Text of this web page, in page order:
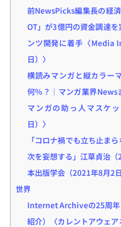
前NewsPicks編集長の経
OT」が3億円の資金調達
ンツ開発に着手〈Media
日）〉
横読みマンガと縦カラー
何％？｜マンガ業界
マンガの助っ人マスケ
日）〉
「コロナ禍でも立ち止ま
次を妄想する」江草貞治
本出版学会（2021年8月2日
世界
Internet Archiveの25周年
紹介）〈カレントアウェ